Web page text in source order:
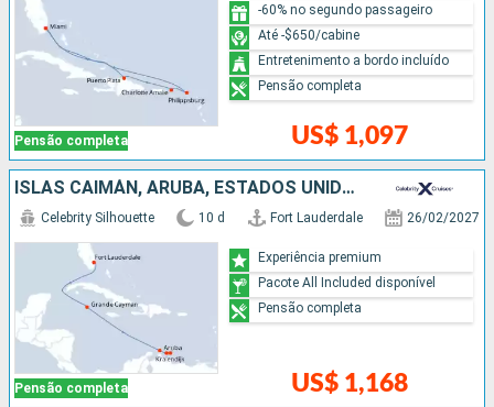
Pensão completa US$ 1,097
-60% no segundo passageiro
Até -$650/cabine
Entretenimento a bordo incluído
Pensão completa
ISLAS CAIMÁN, ARUBA, ESTADOS UNIDOS
Pensão completa
Celebrity Silhouette 10 d Fort Lauderdale 26/02/2027
US$ 1,168
Experiência premium
Pacote All Included disponível
Pensão completa